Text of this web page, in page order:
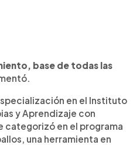
base de todas las
en el Instituto
y Aprendizaje con
categorizó en el programa
una herramienta en